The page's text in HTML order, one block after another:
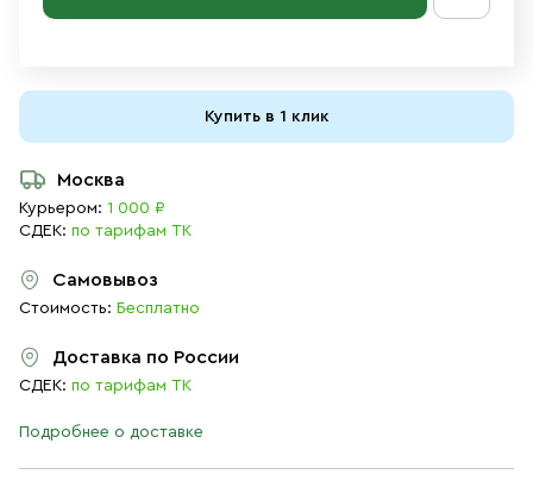
Купить в 1 клик
Москва
Курьером: 1 000 ₽
СДЕК: по тарифам ТК
Самовывоз
Стоимость: Бесплатно
Доставка по России
СДЕК: по тарифам ТК
Подробнее о доставке